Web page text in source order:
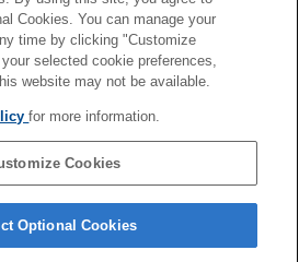
本为Ver.3.00或更高版本，请参
。
ilc/2410/v1/zh-cn/index.html
Cookies. You can manage your
time by clicking "Customize
selected cookie preferences,
website may not be available.
for more information.
Cookies
Optional Cookies